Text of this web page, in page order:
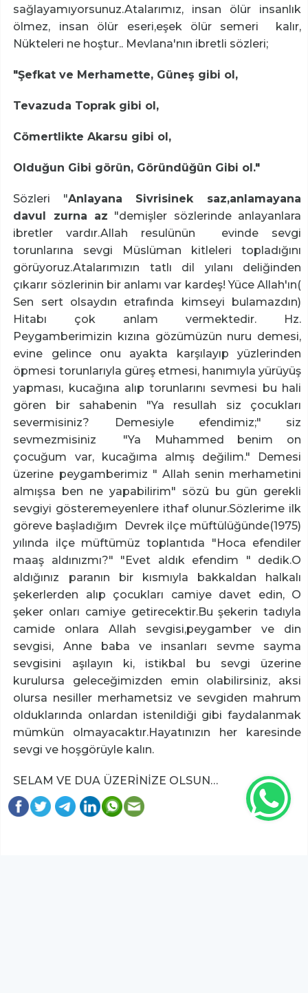
sağlayamıyorsunuz.Atalarımız, insan ölür insanlık
ölmez, insan ölür eseri,eşek ölür semeri kalır,
Nükteleri ne hoştur.. Mevlana'nın ibretli sözleri;
"Şefkat ve Merhamette, Güneş gibi ol,
Tevazuda Toprak gibi ol,
Cömertlikte Akarsu gibi ol,
Olduğun Gibi görün, Göründüğün Gibi ol."
Sözleri "Anlayana Sivrisinek saz,anlamayana
davul zurna az "demişler sözlerinde anlayanlara
ibretler vardır.Allah resulünün evinde sevgi
torunlarına sevgi Müslüman kitleleri topladığını
görüyoruz.Atalarımızın tatlı dil yılanı deliğinden
çıkarır sözlerinin bir anlamı var kardeş! Yüce Allah'ın(
Sen sert olsaydın etrafında kimseyi bulamazdın)
Hitabı çok anlam vermektedir. Hz.
Peygamberimizin kızına gözümüzün nuru demesi,
evine gelince onu ayakta karşılayıp yüzlerinden
öpmesi torunlarıyla güreş etmesi, hanımıyla yürüyüş
yapması, kucağına alıp torunlarını sevmesi bu hali
gören bir sahabenin "Ya resullah siz çocukları
severmisiniz? Demesiyle efendimiz;" siz
sevmezmisiniz "Ya Muhammed benim on
çocuğum var, kucağıma almış değilim." Demesi
üzerine peygamberimiz " Allah senin merhametini
almışsa ben ne yapabilirim" sözü bu gün gerekli
sevgiyi gösteremeyenlere ithaf olunur.Sözlerime ilk
göreve başladığım Devrek ilçe müftülüğünde(1975)
yılında ilçe müftümüz toplantıda "Hoca efendiler
maaş aldınızmı?" "Evet aldık efendim " dedik.O
aldığınız paranın bir kısmıyla bakkaldan halkalı
şekerlerden alıp çocukları camiye davet edin, O
şeker onları camiye getirecektir.Bu şekerin tadıyla
camide onlara Allah sevgisi,peygamber ve din
sevgisi, Anne baba ve insanları sevme sayma
sevgisini aşılayın ki, istikbal bu sevgi üzerine
kurulursa geleceğimizden emin olabilirsiniz, aksi
olursa nesiller merhametsiz ve sevgiden mahrum
olduklarında onlardan istenildiği gibi faydalanmak
mümkün olmayacaktır.Hayatınızın her karesinde
sevgi ve hoşgörüyle kalın.
SELAM VE DUA ÜZERİNİZE OLSUN…